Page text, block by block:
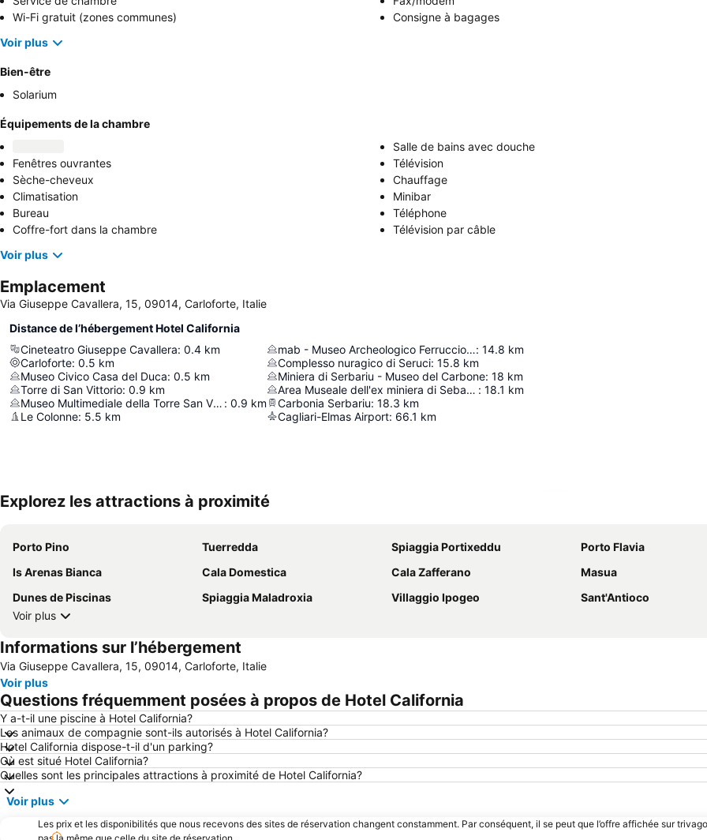
Wi-Fi gratuit (zones communes)
Consigne à bagages
Voir plus
Bien-être
Solarium
Équipements de la chambre
Salle de bains avec douche
Fenêtres ouvrantes
Télévision
Sèche-cheveux
Chauffage
Climatisation
Minibar
Bureau
Téléphone
Coffre-fort dans la chambre
Télévision par câble
Voir plus
Emplacement
Via Giuseppe Cavallera, 15, 09014, Carloforte, Italie
Distance de l’hébergement Hotel California
Cineteatro Giuseppe Cavallera: 0.4 km
Carloforte: 0.5 km
Museo Civico Casa del Duca: 0.5 km
Torre di San Vittorio: 0.9 km
Museo Multimediale della Torre San Vittorio : 0.9 km
Le Colonne: 5.5 km
mab - Museo Archeologico Ferruccio Barreca: 14.8 km
Complesso nuragico di Seruci: 15.8 km
Miniera di Serbariu - Museo del Carbone: 18 km
Area Museale dell'ex miniera di Sebariu : 18.1 km
Carbonia Serbariu: 18.3 km
Cagliari-Elmas Airport: 66.1 km
Explorez les attractions à proximité
Porto Pino Tuerredda Spiaggia Portixeddu
Porto Flavia
Is Arenas Bianca
Cala Domestica Cala Zafferano
Masua
Dunes de Piscinas
Spiaggia Maladroxia Villaggio Ipogeo
Sant'Antioco
Voir plus
Informations sur l’hébergement
Via Giuseppe Cavallera, 15, 09014, Carloforte, Italie
Voir plus
Questions fréquemment posées à propos de Hotel California
Y a-t-il une piscine à Hotel California?
Les animaux de compagnie sont-ils autorisés à Hotel California?
Hotel California dispose-t-il d'un parking?
Où est situé Hotel California?
Quelles sont les principales attractions à proximité de Hotel California?
Voir plus
Les prix et les disponibilités que nous recevons des sites de réservation changent constamment. Par conséquent, il se peut que l’offre affichée sur